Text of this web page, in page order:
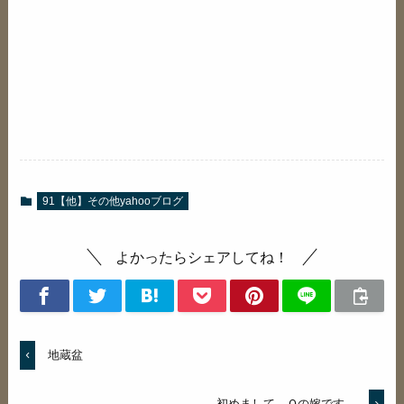
91【他】その他yahooブログ
よかったらシェアしてね！
地蔵盆